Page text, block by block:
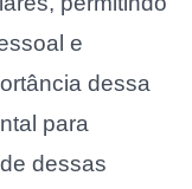
e
dessa
para
dessas